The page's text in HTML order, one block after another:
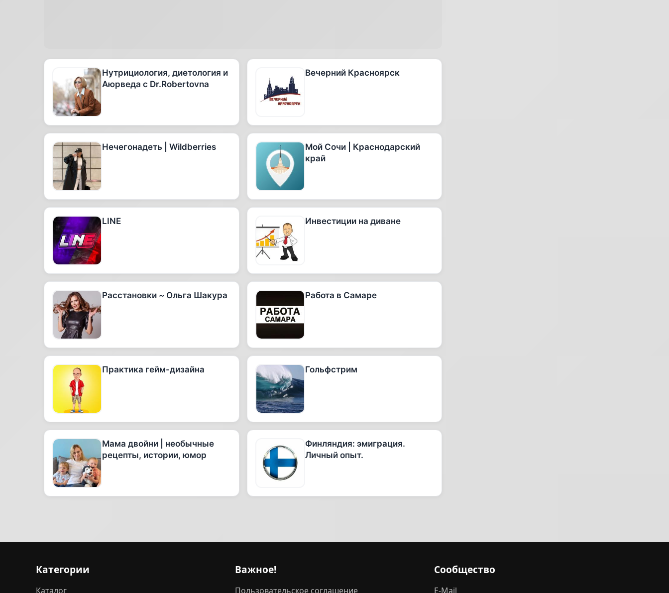
Нутрициология, диетология и
Аюрведа с Dr.Robertovna
Вечерний Красноярск
Нечегонадеть | Wildberries
Мой Сочи | Краснодарский
край
LINE Инвестиции на диване
Расстановки ~ Ольга Шакура Работа в Самаре
Практика гейм-дизайна Гольфстрим
Мама двойни | необычные
рецепты, истории, юмор
Финляндия: эмиграция.
Личный опыт.
Категории
Каталог
Важное!
Пользовательское соглашение
Сообщество
E-Mail